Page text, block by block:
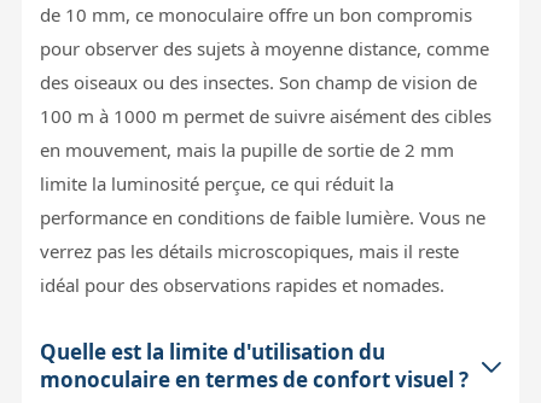
de 10 mm, ce monoculaire offre un bon compromis
pour observer des sujets à moyenne distance, comme
des oiseaux ou des insectes. Son champ de vision de
100 m à 1000 m permet de suivre aisément des cibles
en mouvement, mais la pupille de sortie de 2 mm
limite la luminosité perçue, ce qui réduit la
performance en conditions de faible lumière. Vous ne
verrez pas les détails microscopiques, mais il reste
idéal pour des observations rapides et nomades.
Quelle est la limite d'utilisation du
monoculaire en termes de confort visuel ?